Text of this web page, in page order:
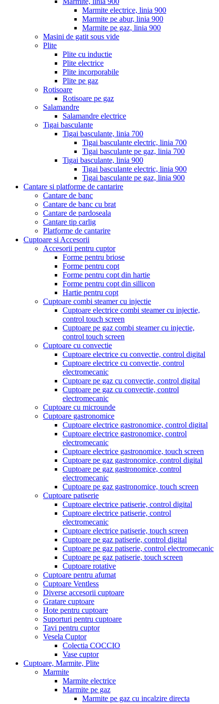
Marmite electrice, linia 900
Marmite pe abur, linia 900
Marmite pe gaz, linia 900
Masini de gatit sous vide
Plite
Plite cu inductie
Plite electrice
Plite incorporabile
Plite pe gaz
Rotisoare
Rotisoare pe gaz
Salamandre
Salamandre electrice
Tigai basculante
Tigai basculante, linia 700
Tigai basculante electric, linia 700
Tigai basculante pe gaz, linia 700
Tigai basculante, linia 900
Tigai basculante electric, linia 900
Tigai basculante pe gaz, linia 900
Cantare si platforme de cantarire
Cantare de banc
Cantare de banc cu brat
Cantare de pardoseala
Cantare tip carlig
Platforme de cantarire
Cuptoare si Accesorii
Accesorii pentru cuptor
Forme pentru briose
Forme pentru copt
Forme pentru copt din hartie
Forme pentru copt din sillicon
Hartie pentru copt
Cuptoare combi steamer cu injectie
Cuptoare electrice combi steamer cu injectie,
control touch screen
Cuptoare pe gaz combi steamer cu injectie,
control touch screen
Cuptoare cu convectie
Cuptoare electrice cu convectie, control digital
Cuptoare electrice cu convectie, control
electromecanic
Cuptoare pe gaz cu convectie, control digital
Cuptoare pe gaz cu convectie, control
electromecanic
Cuptoare cu microunde
Cuptoare gastronomice
Cuptoare electrice gastronomice, control digital
Cuptoare electrice gastronomice, control
electromecanic
Cuptoare electrice gastronomice, touch screen
Cuptoare pe gaz gastronomice, control digital
Cuptoare pe gaz gastronomice, control
electromecanic
Cuptoare pe gaz gastronomice, touch screen
Cuptoare patiserie
Cuptoare electrice patiserie, control digital
Cuptoare electrice patiserie, control
electromecanic
Cuptoare electrice patiserie, touch screen
Cuptoare pe gaz patiserie, control digital
Cuptoare pe gaz patiserie, control electromecanic
Cuptoare pe gaz patiserie, touch screen
Cuptoare rotative
Cuptoare pentru afumat
Cuptoare Ventless
Diverse accesorii cuptoare
Gratare cuptoare
Hote pentru cuptoare
Suporturi pentru cuptoare
Tavi pentru cuptor
Vesela Cuptor
Colectia COCCIO
Vase cuptor
Cuptoare, Marmite, Plite
Marmite
Marmite electrice
Marmite pe gaz
Marmite pe gaz cu incalzire directa